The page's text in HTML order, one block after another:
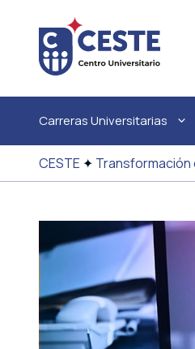
contenido
Carreras Universitarias
CESTE ✦ Transformación